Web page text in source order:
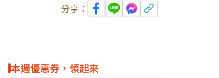
分享：
本週優惠券，領起來